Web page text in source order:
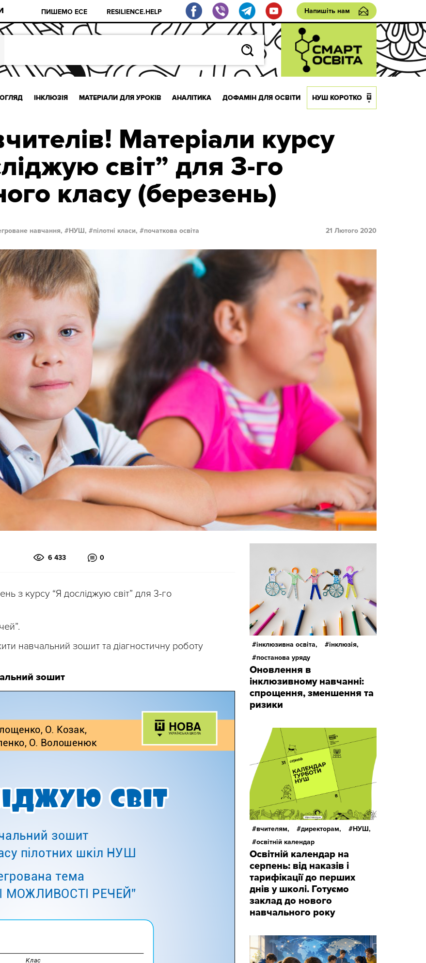
ПИШЕМО ЕСЕ RESILIENCE.HELP Напишіть нам
ІНКЛЮЗІЯ МАТЕРІАЛИ ДЛЯ УРОКІВ АНАЛІТИКА ДОФАМІН ДЛЯ ОСВІТИ НУШ КОРОТКО
Матеріали курсу
світ” для 3-го
класу (березень)
навчання, НУШ, пілотні класи, початкова освіта 21 Лютого 2020
6 433 0
з курсу “Я досліджую світ” для 3-го
навчальний зошит та діагностичну роботу
зошит
інклюзивна освіта,
інклюзія,
постанова уряду
Оновлення в
інклюзивному навчанні:
спрощення, зменшення та
ризики
вчителям, директорам,
НУШ,
освітній календар
Освітній календар на
серпень: від наказів і
тарифікації до перших
днів у школі. Готуємо
заклад до нового
навчального року